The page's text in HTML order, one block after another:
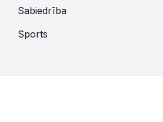
Sabiedrība
Sports